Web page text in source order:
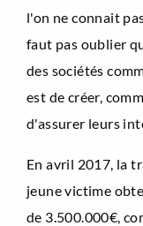
l'on ne connait
faut pas oublier
des sociétés
est de créer,
d'assurer leurs
En avril 2017, la
jeune victime
de 3.500.000€,